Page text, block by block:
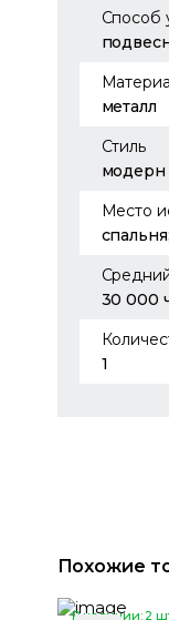
Способ
металл
Стиль
модерн
Место
30 000
1
Похожие
В наличии:2